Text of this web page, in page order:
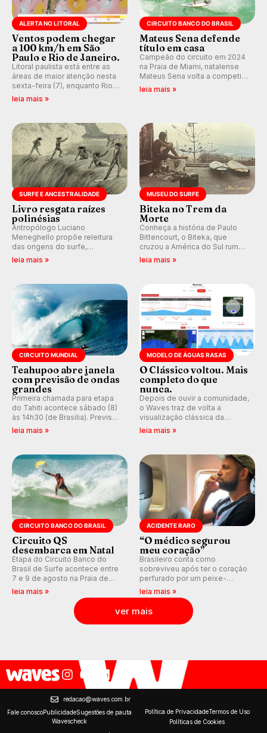
ALERTA NO LITORAL
Ventos podem chegar
a 100 km/h em São
Paulo e Rio de Janeiro.
Litoral paulista está entre as
áreas de maior atenção nesta
sexta-feira (7), enquanto Rio
de Janeiro também recebe
km/h em Itanhaém.
leia mais »
CIRCUITO BANCO DO BRASIL
Mateus Sena defende
título em casa
Campeão do circuito em 2024
na Praia de Miami, natalense
Mateus Sena volta a competir
em casa em busca de manter a
leia mais »
SURFE E ANCESTRALIDADE
Livro resgata raízes
polinésias
Antropólogo Luciano
Meneghello propõe releitura
das origens do surfe,
resgatando a cultura polinésia
prática em esporte e indústria.
leia mais »
MUSEU DO SURFE
Biteka no Trem da
Morte
Conheça a história de Paulo
Bittencourt, o Biteka, que
cruzou a América do Sul rumo
ao Pacífico em uma jornada
leia mais »
CIRCUITO MUNDIAL
Teahupoo abre janela
com previsão de ondas
grandes
Primeira chamada para etapa
do Tahiti acontece sábado (8)
às 14h30 (de Brasília). Previsão
indica swell consistente.
Kelly Slater convidado.
leia mais »
MODELO DE ÁGUAS RASAS
O Clássico voltou. Mais
completo do que
nunca.
Depois de ouvir a comunidade,
o Waves traz de volta a
visualização clássica da
previsão de águas rasas,
ondas para até 16 dias.
leia mais »
CIRCUITO BANCO DO BRASIL
Circuito QS
desembarca em Natal
Etapa do Circuito Banco do
Brasil de Surfe acontece entre
7 e 9 de agosto na Praia de
Miami (RN), em disputas
válidas pelo Qualifying Series
(QS) 4.000 e pela corrida por
vagas no Challenger Series.
leia mais »
ACIDENTE RARO
“O médico segurou
meu coração”
Brasileiro conta como
sobreviveu após ter o coração
perfurado por um peixe-
agulha enquanto surfava na
Costa Rica.
leia mais »
ver mais
redacao@waves.com.br
Fale conoscoPublicidadeSugestões de pauta
Wavescheck
Política de PrivacidadeTermos de Uso
Políticas de Cookies